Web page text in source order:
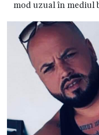
mod uzual în mediul